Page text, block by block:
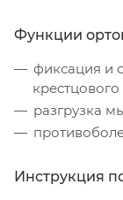
Функции
фиксация и
разгрузка
Инструкция